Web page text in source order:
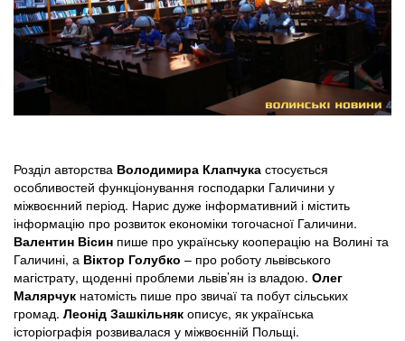
Розділ авторства Володимира Клапчука стосується
особливостей функціонування господарки Галичини у
міжвоєнний період. Нарис дуже інформативний і містить
інформацію про розвиток економіки тогочасної Галичини.
Валентин Вісин пише про українську кооперацію на Волині та
Галичині, а Віктор Голубко – про роботу львівського
магістрату, щоденні проблеми львів’ян із владою. Олег
Малярчук натомість пише про звичаї та побут сільських
громад. Леонід Зашкільняк описує, як українська
історіографія розвивалася у міжвоєнній Польщі.